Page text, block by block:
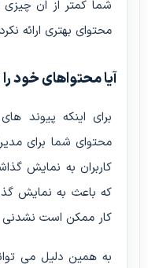
شما کمتر از ان
محتوای بهتری ارائه
آیا محتواهای خود را
برای اینکه پیوند
محتوای شما برای
کاربران به نمایش
که باعث به نمایش
کار ممکن است نشدنی
به همین دلیل می